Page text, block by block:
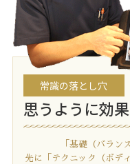
常識の落とし穴
思うように効
「基礎（バラン
先に「テクニック（ボデ